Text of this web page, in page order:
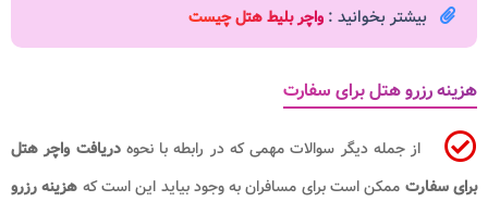
بیشتر بخوانید : واچر بلیط هتل چیست
هزینه رزرو هتل برای سفارت
از جمله دیگر سوالات مهمی که در رابطه با نحوهدریافت واچر هتل
برای سفارت ممکن است برای مسافران به وجود بیاید این است که هزینه رزرو